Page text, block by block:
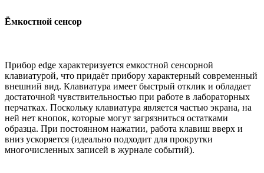
Ёмкостной сенсор
Прибор edge характеризуется емкостной сенсорной
клавиатурой, что придаёт прибору характерный современный
внешний вид. Клавиатура имеет быстрый отклик и обладает
достаточной чувствительностью при работе в лабораторных
перчатках. Поскольку клавиатура является частью экрана, на
ней нет кнопок, которые могут загрязниться остатками
образца. При постоянном нажатии, работа клавиш вверх и
вниз ускоряется (идеально подходит для прокрутки
многочисленных записей в журнале событий).